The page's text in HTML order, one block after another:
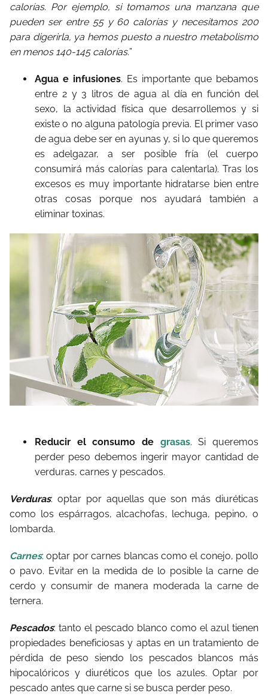
calorías. Por ejemplo, si tomamos una manzana que
pueden ser entre 55 y 60 calorías y necesitamos 200
para digerirla, ya hemos puesto a nuestro metabolismo
en menos 140-145 calorías.”
Agua e infusiones. Es importante que bebamos
entre 2 y 3 litros de agua al día en función del
sexo, la actividad física que desarrollemos y si
existe o no alguna patología previa. El primer vaso
de agua debe ser en ayunas y, si lo que queremos
es adelgazar, a ser posible fría (el cuerpo
consumirá más calorías para calentarla). Tras los
excesos es muy importante hidratarse bien entre
otras cosas porque nos ayudará también a
eliminar toxinas.
Reducir el consumo de grasas. Si queremos
perder peso debemos ingerir mayor cantidad de
verduras, carnes y pescados.
Verduras: optar por aquellas que son más diuréticas
como los espárragos, alcachofas, lechuga, pepino, o
lombarda.
Carnes: optar por carnes blancas como el conejo, pollo
o pavo. Evitar en la medida de lo posible la carne de
cerdo y consumir de manera moderada la carne de
ternera.
Pescados: tanto el pescado blanco como el azul tienen
propiedades beneficiosas y aptas en un tratamiento de
pérdida de peso siendo los pescados blancos más
hipocalóricos y diuréticos que los azules. Optar por
pescado antes que carne si se busca perder peso.